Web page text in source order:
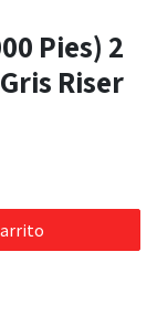
Pies) 2
Riser